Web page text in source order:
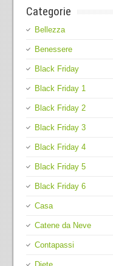
Categorie
Bellezza
Benessere
Black Friday
Black Friday 1
Black Friday 2
Black Friday 3
Black Friday 4
Black Friday 5
Black Friday 6
Casa
Catene da Neve
Contapassi